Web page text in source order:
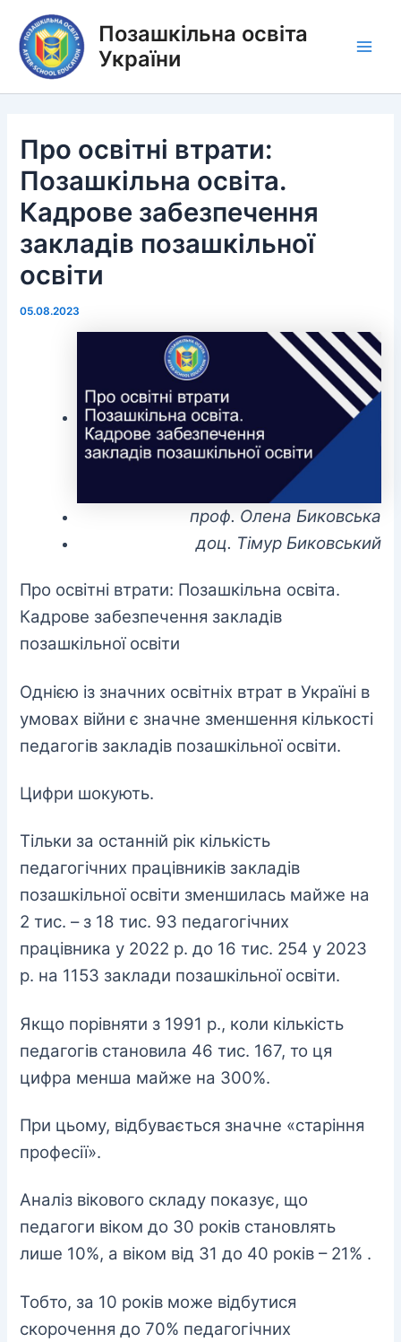
вмісту
Позашкільна освіта
України
Про освітні втрати:
Позашкільна освіта.
Кадрове забезпечення
закладів позашкільної
освіти
05.08.2023
проф. Олена Биковська
доц. Тімур Биковський
Про освітні втрати: Позашкільна освіта.
Кадрове забезпечення закладів
позашкільної освіти
Однією із значних освітніх втрат в Україні в
умовах війни є значне зменшення кількості
педагогів закладів позашкільної освіти.
Цифри шокують.
Тільки за останній рік кількість
педагогічних працівників закладів
позашкільної освіти зменшилась майже на
2 тис. – з 18 тис. 93 педагогічних
працівника у 2022 р. до 16 тис. 254 у 2023
р. на 1153 заклади позашкільної освіти.
Якщо порівняти з 1991 р., коли кількість
педагогів становила 46 тис. 167, то ця
цифра менша майже на 300%.
При цьому, відбувається значне «старіння
професії».
Аналіз вікового складу показує, що
педагоги віком до 30 років становлять
лише 10%, а віком від 31 до 40 років – 21% .
Тобто, за 10 років може відбутися
скорочення до 70% педагогічних